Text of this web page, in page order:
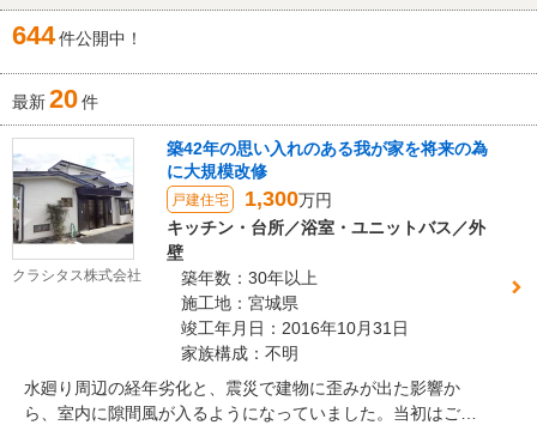
644件公開中！
最新20件
クラシタス株式会社
築42年の思い入れのある我が家を将来の為
に大規模改修
戸建住宅 1,300万円
キッチン・台所／浴室・ユニットバス／外
壁
築年数：30年以上
施工地：宮城県
竣工年月日：2016年10月31日
家族構成：不明
水廻り周辺の経年劣化と、震災で建物に歪みが出た影響か
ら、室内に隙間風が入るようになっていました。当初はご夫